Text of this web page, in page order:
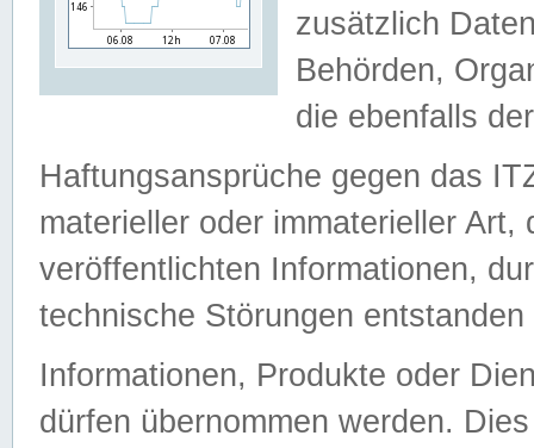
zusätzlich
Behörden,
die ebenfalls
Haftungsansprüche gegen das
materieller oder immaterieller
veröffentlichten Informationen,
technische Störungen
Informationen, Produkte oder
dürfen übernommen werden.